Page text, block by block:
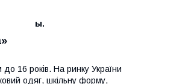
ы.
до 16 років. На ринку України
одяг, шкільну форму,